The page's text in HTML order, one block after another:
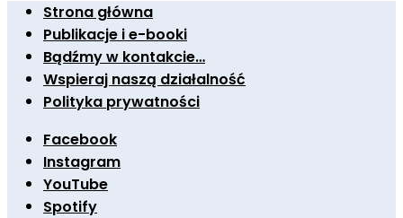
Strona główna
Publikacje i e-booki
Bądźmy w kontakcie…
Wspieraj naszą działalność
Polityka prywatności
Facebook
Instagram
YouTube
Spotify